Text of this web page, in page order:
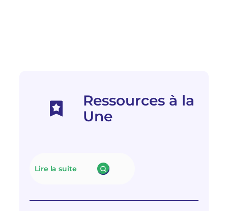
Ressources à la
Une
Lire la suite